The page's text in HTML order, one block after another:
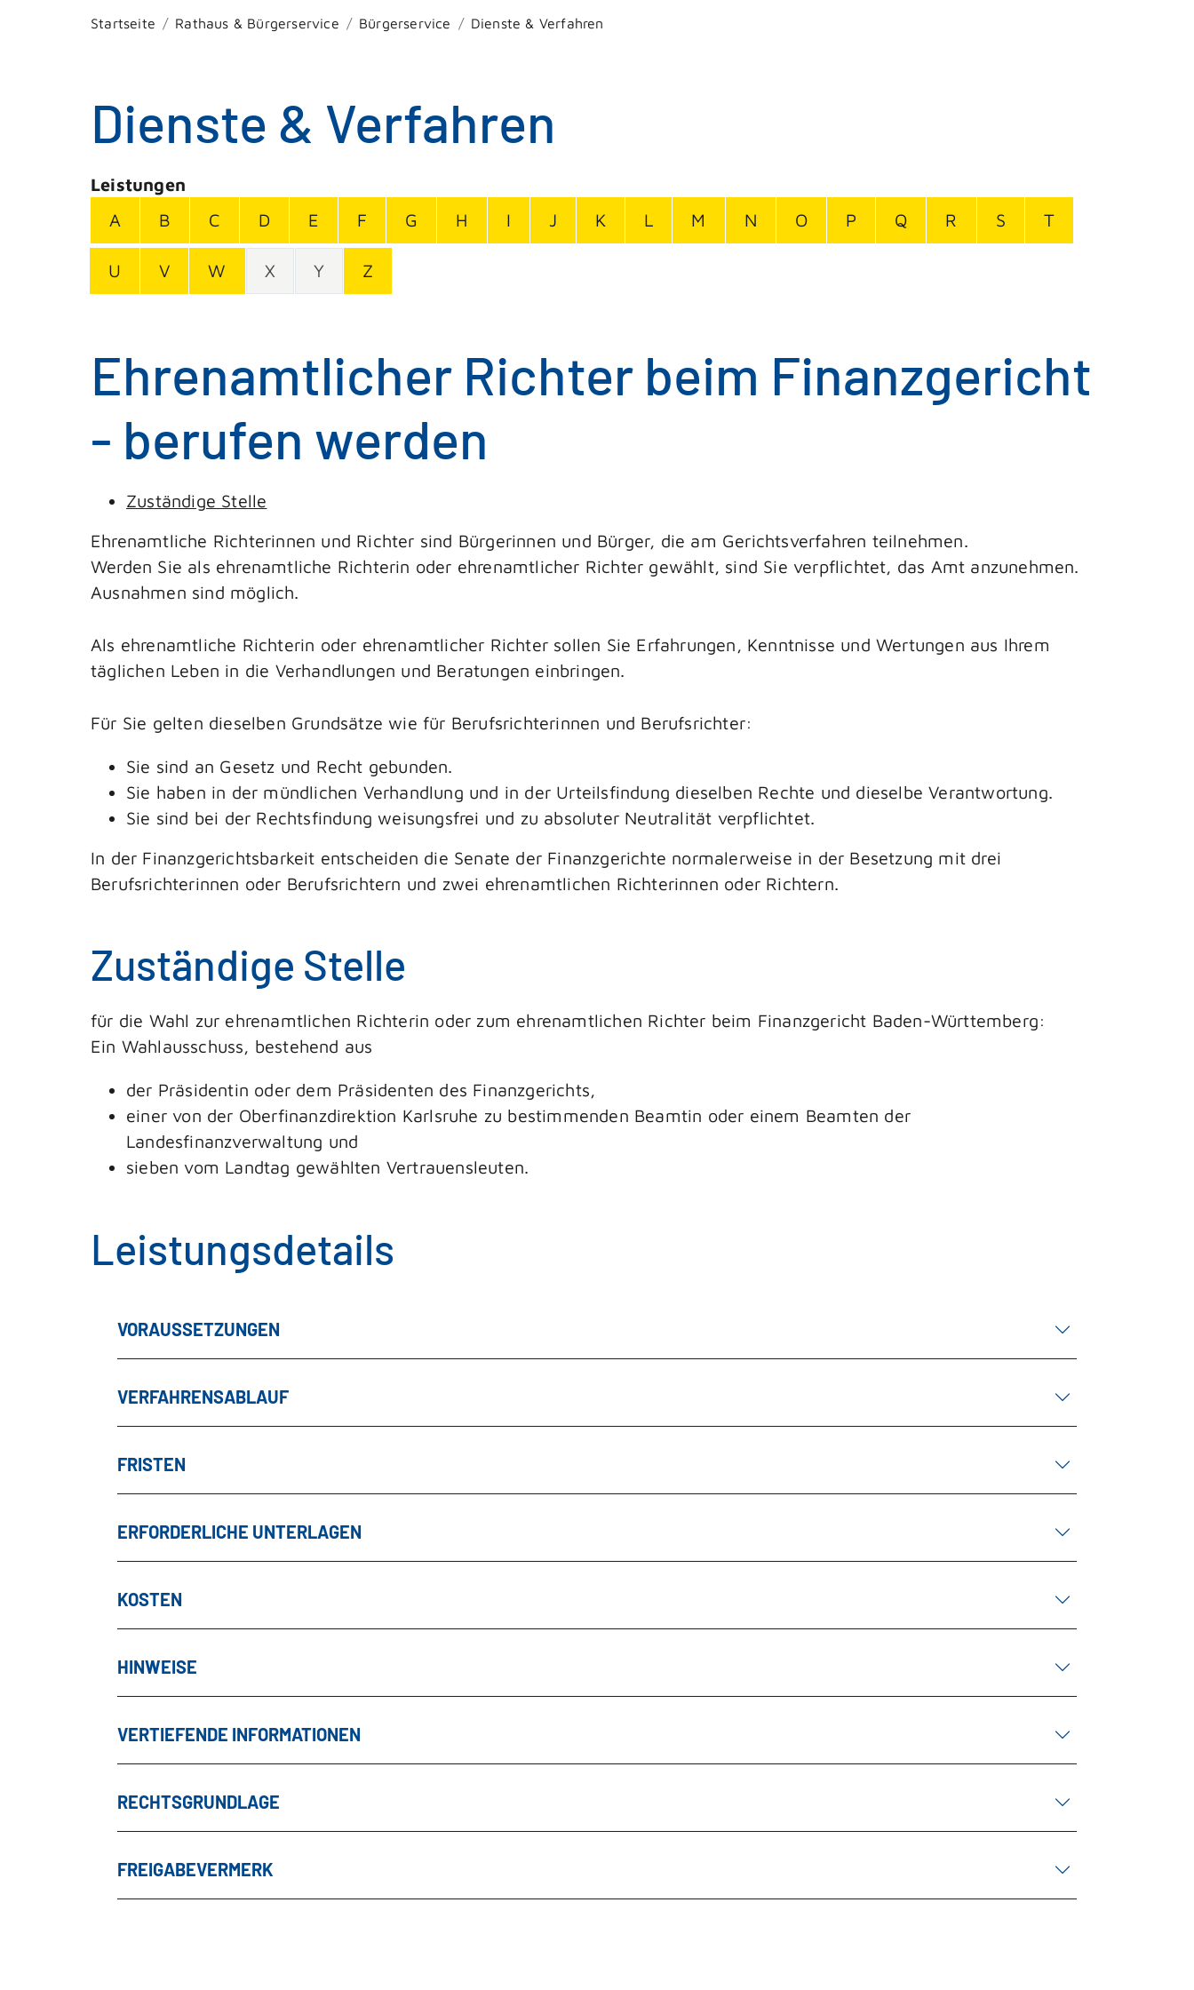
Startseite Rathaus & Bürgerservice Bürgerservice Dienste & Verfahren
Dienste & Verfahren
Leistungen
A
B C D E F G H I J K L M N O P Q R S T
U V W X Y Z
Ehrenamtlicher Richter beim Finanzgericht
- berufen werden
Zuständige Stelle
Ehrenamtliche Richterinnen und Richter sind Bürgerinnen und Bürger, die am Gerichtsverfahren teilnehmen.
Werden Sie als ehrenamtliche Richterin oder ehrenamtlicher Richter gewählt, sind Sie verpflichtet, das Amt anzunehmen.
Ausnahmen sind möglich.
Als ehrenamtliche Richterin oder ehrenamtlicher Richter sollen Sie Erfahrungen, Kenntnisse und Wertungen aus Ihrem
täglichen Leben in die Verhandlungen und Beratungen einbringen.
Für Sie gelten dieselben Grundsätze wie für Berufsrichterinnen und Berufsrichter:
Sie sind an Gesetz und Recht gebunden.
Sie haben in der mündlichen Verhandlung und in der Urteilsfindung dieselben Rechte und dieselbe Verantwortung.
Sie sind bei der Rechtsfindung weisungsfrei und zu absoluter Neutralität verpflichtet.
In der Finanzgerichtsbarkeit entscheiden die Senate der Finanzgerichte normalerweise in der Besetzung mit drei
Berufsrichterinnen oder Berufsrichtern und zwei ehrenamtlichen Richterinnen oder Richtern.
Zuständige Stelle
für die Wahl zur ehrenamtlichen Richterin oder zum ehrenamtlichen Richter beim Finanzgericht Baden-Württemberg:
Ein Wahlausschuss, bestehend aus
der Präsidentin oder dem Präsidenten des Finanzgerichts,
einer von der Oberfinanzdirektion Karlsruhe zu bestimmenden Beamtin oder einem Beamten der
Landesfinanzverwaltung und
sieben vom Landtag gewählten Vertrauensleuten.
Leistungsdetails
VORAUSSETZUNGEN
VERFAHRENSABLAUF
FRISTEN
ERFORDERLICHE UNTERLAGEN
KOSTEN
HINWEISE
VERTIEFENDE INFORMATIONEN
RECHTSGRUNDLAGE
FREIGABEVERMERK